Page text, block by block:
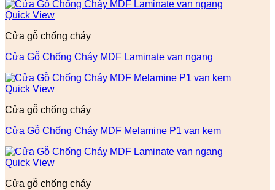
Quick View
Cửa gỗ chống cháy
Cửa Gỗ Chống Cháy MDF Laminate van ngang
Quick View
Cửa gỗ chống cháy
Cửa Gỗ Chống Cháy MDF Melamine P1 van kem
Quick View
Cửa gỗ chống cháy